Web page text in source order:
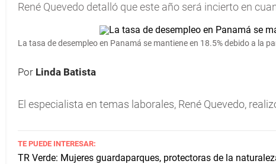
René Quevedo detalló que este año será incierto en
La tasa de desempleo en Panamá se mantiene en 18.5% debido a la
Por Linda Batista
El especialista en temas laborales, René Quevedo,
TE PUEDE INTERESAR:
TR Verde: Mujeres guardaparques, protectoras de la